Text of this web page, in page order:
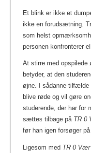
Et blink er ikke et
ikke en forudsætning.
som helst
personen konfronterer
At stirre med opspilede
betyder, at den
øjne. I sådanne tilfælde
blive røde og vil gøre
studerende, der har for
sættes tilbage på TR 0
før han igen forsøger
Ligesom med TR 0 Vær